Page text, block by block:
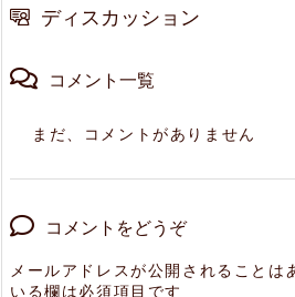
ディスカッション
コメント一覧
まだ、コメントがありません
コメントをどうぞ
メールアドレスが公開されることは
いる欄は必須項目です